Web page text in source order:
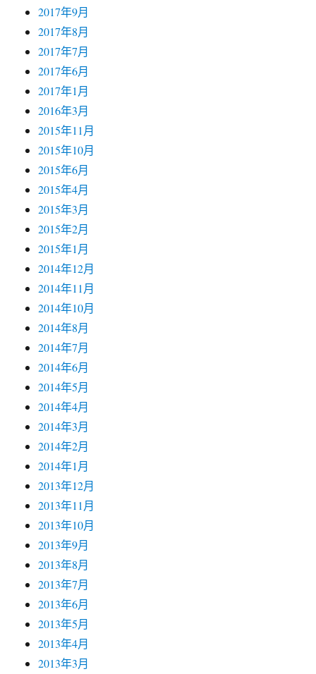
2017年9月
2017年8月
2017年7月
2017年6月
2017年1月
2016年3月
2015年11月
2015年10月
2015年6月
2015年4月
2015年3月
2015年2月
2015年1月
2014年12月
2014年11月
2014年10月
2014年8月
2014年7月
2014年6月
2014年5月
2014年4月
2014年3月
2014年2月
2014年1月
2013年12月
2013年11月
2013年10月
2013年9月
2013年8月
2013年7月
2013年6月
2013年5月
2013年4月
2013年3月